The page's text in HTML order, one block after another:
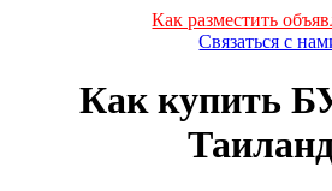
Как разместить
Связаться с
Как купить